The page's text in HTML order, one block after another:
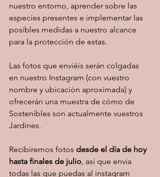
nuestro entorno, aprender sobre las
especies presentes e implementar las
posibles medidas a nuestro alcance
para la protección de estas.
Las fotos que enviéis serán colgadas
en nuestro Instagram (con vuestro
nombre y ubicación aproximada) y
ofrecerán una muestra de cómo de
Sostenibles son actualmente vuestros
Jardines.
Recibiremos fotos desde el día de hoy
hasta finales de julio, así que envía
todas las que puedas al instagram